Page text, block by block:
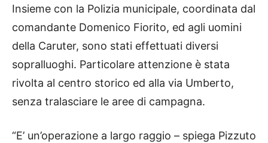
Insieme con la Polizia municipale, coordinata dal
comandante Domenico Fiorito, ed agli uomini
della Caruter, sono stati effettuati diversi
sopralluoghi. Particolare attenzione è stata
rivolta al centro storico ed alla via Umberto,
senza tralasciare le aree di campagna.
“E’ un’operazione a largo raggio – spiega Pizzuto